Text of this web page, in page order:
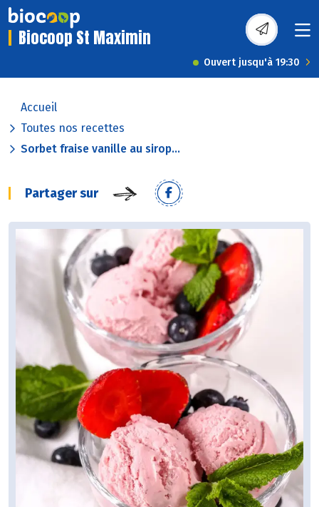
Biocoop St Maximin
Ouvert jusqu'à 19:30
Accueil
Toutes nos recettes
Sorbet fraise vanille au sirop...
Partager sur